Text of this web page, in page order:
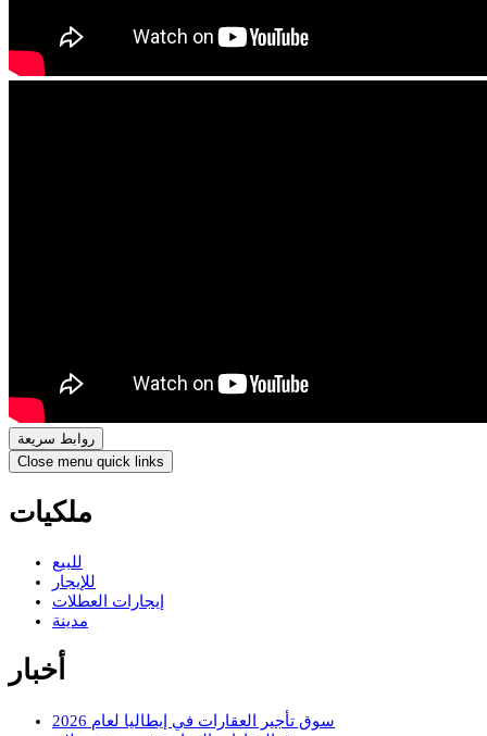
روابط سريعة
Close menu quick links
ملكيات
للبيع
للإيجار
إيجارات العطلات
مدينة
أخبار
سوق تأجير العقارات في إيطاليا لعام 2026